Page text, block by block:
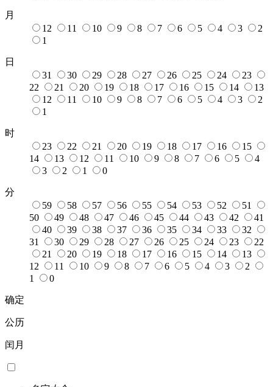
月
12
11 10 9 8 7 6 5 4 3
2
1
日
31
30 29 28 27 26 25 24
23
22
21 20 19 18 17 16 15 14
13
12
11 10 9 8 7 6 5 4 3
2
1
时
23
22 21 20 19 18 17 16
15
14
13 12 11 10 9 8 7 6 5
4
3
2 1 0
分
59
58 57 56 55 54 53 52
51
50
49 48 47 46 45 44 43 42
41
40
39 38 37 36 35 34 33
32
31
30 29 28 27 26 25 24 23
22
21
20 19 18 17 16 15 14
13
12
11 10 9 8 7 6 5 4 3
2
1
0
确定
公历
闰月